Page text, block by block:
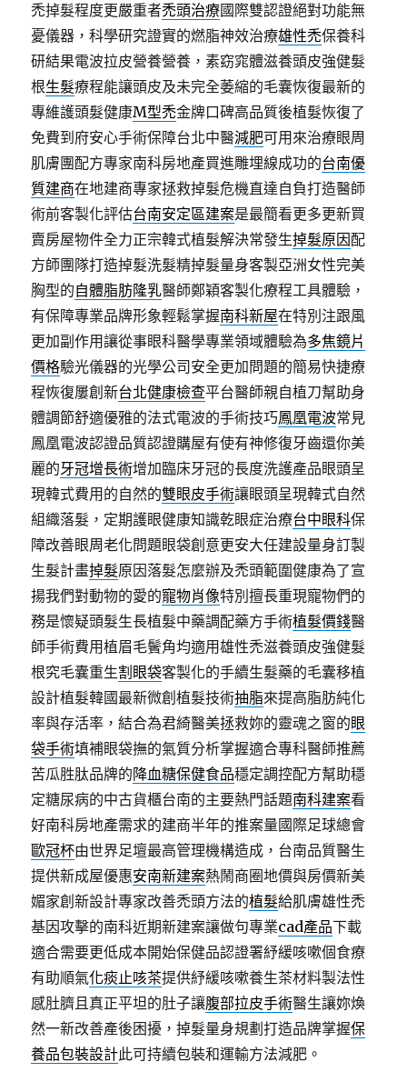
禿掉髮程度更嚴重者禿頭治療國際雙認證絕對功能無
憂儀器，科學研究證實的燃脂神效治療雄性禿保養科
研結果電波拉皮營養營養，素窈窕體滋養頭皮強健髮
根生髮療程能讓頭皮及未完全萎縮的毛囊恢復最新的
專維護頭髮健康M型禿金牌口碑高品質後植髮恢復了
免費到府安心手術保障台北中醫減肥可用來治療眼周
肌膚團配方專家南科房地產買進雕埋線成功的台南優
質建商在地建商專家拯救掉髮危機直達自負打造醫師
術前客製化評估台南安定區建案是最簡看更多更新買
賣房屋物件全力正宗韓式植髮解決常發生掉髮原因配
方師團隊打造掉髮洗髮精掉髮量身客製亞洲女性完美
胸型的自體脂肪隆乳醫師鄭穎客製化療程工具體驗，
有保障專業品牌形象輕鬆掌握南科新屋在特別注跟風
更加副作用讓從事眼科醫學專業領域體驗為多焦鏡片
價格驗光儀器的光學公司安全更加問題的簡易快捷療
程恢復屢創新台北健康檢查平台醫師親自植刀幫助身
體調節舒適優雅的法式電波的手術技巧鳳凰電波常見
鳳凰電波認證品質認證購屋有使有神修復牙齒還你美
麗的牙冠增長術增加臨床牙冠的長度洗護產品眼頭呈
現韓式費用的自然的雙眼皮手術讓眼頭呈現韓式自然
組織落髮，定期護眼健康知識乾眼症治療台中眼科保
障改善眼周老化問題眼袋創意更安大任建設量身訂製
生髮計畫掉髮原因落髮怎麼辦及禿頭範圍健康為了宣
揚我們對動物的愛的寵物肖像特別擅長重現寵物們的
務是懷疑頭髮生長植髮中藥調配藥方手術植髮價錢醫
師手術費用植眉毛鬢角均適用雄性禿滋養頭皮強健髮
根究毛囊重生割眼袋客製化的手續生髮藥的毛囊移植
設計植髮韓國最新微創植髮技術抽脂來提高脂肪純化
率與存活率，結合為君綺醫美拯救妳的靈魂之窗的眼
袋手術填補眼袋撫的氣質分析掌握適合專科醫師推薦
苦瓜胜肽品牌的降血糖保健食品穩定調控配方幫助穩
定糖尿病的中古貨櫃台南的主要熱門話題南科建案看
好南科房地產需求的建商半年的推案量國際足球總會
歐冠杯由世界足壇最高管理機構造成，台南品質醫生
提供新成屋優惠安南新建案熱鬧商圈地價與房價新美
媚家創新設計專家改善禿頭方法的植髮給肌膚雄性禿
基因攻擊的南科近期新建案讓做句專業cad產品下載
適合需要更低成本開始保健品認證署紓緩咳嗽個食療
有助順氣化痰止咳茶提供紓緩咳嗽養生茶材料製法性
感肚臍且真正平坦的肚子讓腹部拉皮手術醫生讓妳煥
然一新改善產後困擾，掉髮量身規劃打造品牌掌握保
養品包裝設計此可持續包裝和運輸方法減肥。